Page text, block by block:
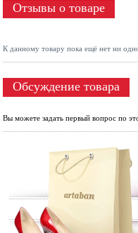
Отзывы о товаре
К данному товару пока ещё нет ни
Обсуждение товара
Вы можете задать первый вопрос по